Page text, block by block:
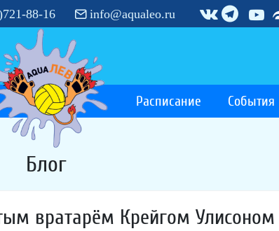
88-16 info@aqualeo.ru
Расписание События
Блог
вратарём Крейгом Улисоном